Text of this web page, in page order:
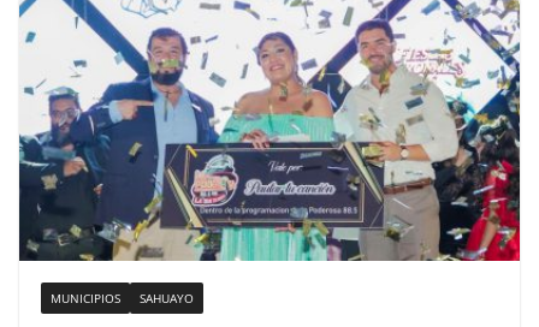
MUNICIPIOS SAHUAYO